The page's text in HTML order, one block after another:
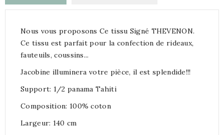
Nous vous proposons Ce tissu Signé THEVENON.
Ce tissu est parfait pour la confection de rideaux,
fauteuils, coussins...
Jacobine illuminera votre pièce, il est splendide!!!
Support: 1/2 panama Tahiti
Composition: 100% coton
Largeur: 140 cm